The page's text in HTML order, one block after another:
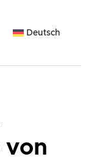
Deutsch
von